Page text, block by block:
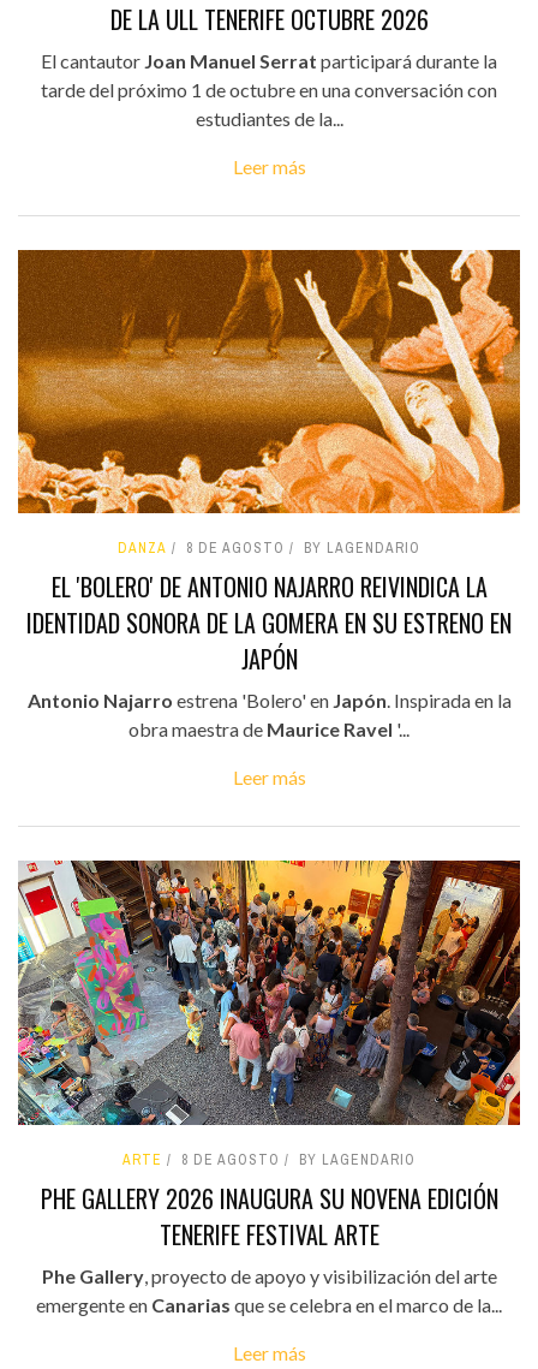
DE LA ULL TENERIFE OCTUBRE 2026
El cantautor Joan Manuel Serrat participará durante la
tarde del próximo 1 de octubre en una conversación con
estudiantes de la...
Leer más
DANZA 8 DE AGOSTO BY LAGENDARIO
EL 'BOLERO' DE ANTONIO NAJARRO REIVINDICA LA
IDENTIDAD SONORA DE LA GOMERA EN SU ESTRENO EN
JAPÓN
Antonio Najarro estrena 'Bolero' en Japón. Inspirada en la
obra maestra de Maurice Ravel '...
Leer más
ARTE 8 DE AGOSTO BY LAGENDARIO
PHE GALLERY 2026 INAUGURA SU NOVENA EDICIÓN
TENERIFE FESTIVAL ARTE
Phe Gallery, proyecto de apoyo y visibilización del arte
emergente en Canarias que se celebra en el marco de la...
Leer más